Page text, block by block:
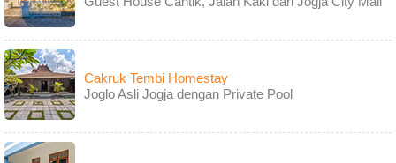
Cakruk Tembi Homestay
Joglo Asli Jogja dengan Private Pool